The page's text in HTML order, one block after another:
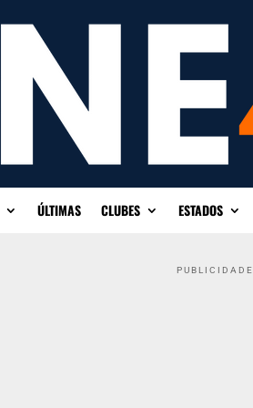
ÚLTIMAS CLUBES ESTADOS
PUBLICIDADE